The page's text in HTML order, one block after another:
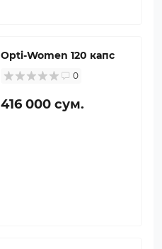
Opti-Women 120 капс
0
416 000 сум.